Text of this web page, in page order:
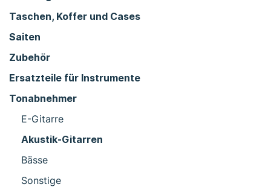
Taschen, Koffer und Cases
Saiten
Zubehör
Ersatzteile für Instrumente
Tonabnehmer
E-Gitarre
Akustik-Gitarren
Bässe
Sonstige